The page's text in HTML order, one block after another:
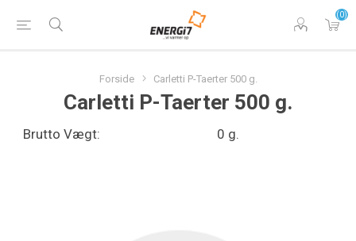
(0)
Forside Carletti P-Taerter 500 g.
Carletti P-Taerter 500 g.
Brutto Vægt: 0 g.